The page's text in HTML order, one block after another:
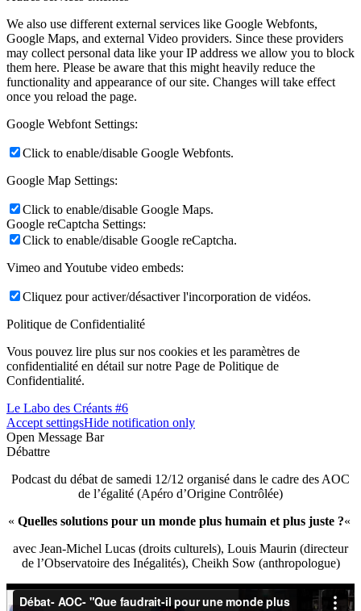
We also use different external services like Google Webfonts,
Google Maps, and external Video providers. Since these providers
may collect personal data like your IP address we allow you to block
them here. Please be aware that this might heavily reduce the
functionality and appearance of our site. Changes will take effect
once you reload the page.
Google Webfont Settings:
Click to enable/disable Google Webfonts.
Google Map Settings:
Click to enable/disable Google Maps.
Google reCaptcha Settings:
Click to enable/disable Google reCaptcha.
Vimeo and Youtube video embeds:
Cliquez pour activer/désactiver l'incorporation de vidéos.
Politique de Confidentialité
Vous pouvez lire plus sur nos cookies et les paramètres de
confidentialité en détail sur notre Page de Politique de
Confidentialité.
Le Labo des Créants #6
Accept settingsHide notification only
Open Message Bar
Débattre
Podcast du débat de samedi 12/12 organisé dans le cadre des AOC
de l’égalité (Apéro d’Origine Contrôlée)
« Quelles solutions pour un monde plus humain et plus juste ?«
avec Jean-Michel Lucas (droits culturels), Louis Maurin (directeur
de l’Observatoire des Inégalités), Cheikh Sow (anthropologue)